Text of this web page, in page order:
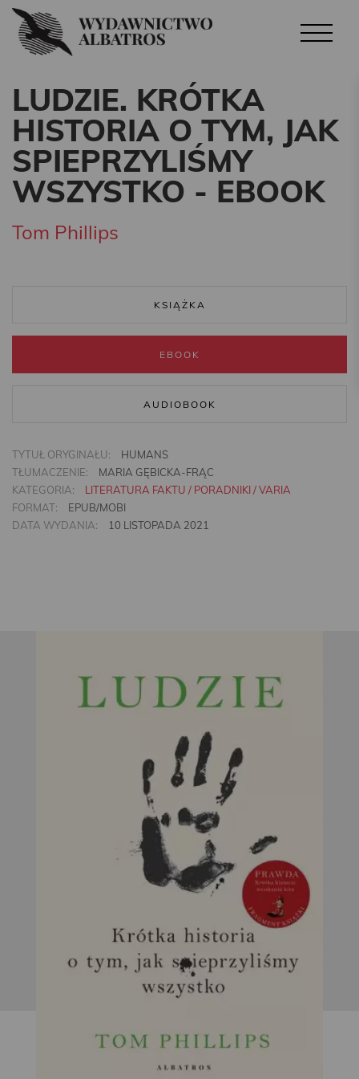
LUDZIE. KRÓTKA
HISTORIA O TYM, JAK
SPIEPRZYLIŚMY
WSZYSTKO - EBOOK
Tom Phillips
KSIĄŻKA
EBOOK
AUDIOBOOK
TYTUŁ ORYGINAŁU:
HUMANS
TŁUMACZENIE:
MARIA GĘBICKA-FRĄC
KATEGORIA:
LITERATURA FAKTU / PORADNIKI / VARIA
FORMAT:
EPUB/MOBI
DATA WYDANIA:
10 LISTOPADA 2021